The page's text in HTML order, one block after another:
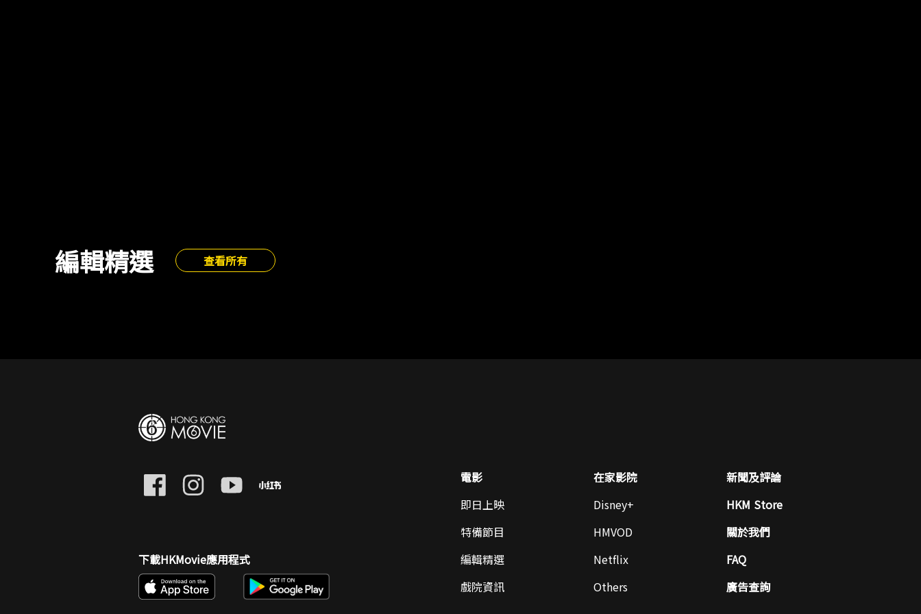
編輯精選 查看所有
下載HKMovie應用程式
電影
即日上映
特備節目
編輯精選
戲院資訊
在家影院
Disney+
HMVOD
Netflix
Others
新聞及評論
HKM Store
關於我們
FAQ
廣告查詢